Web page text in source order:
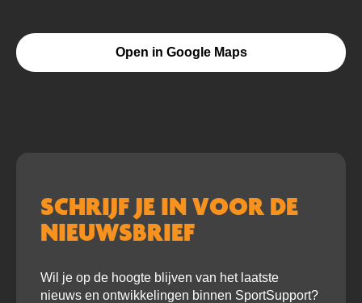
Open in Google Maps
SCHRIJF JE IN VOOR DE
NIEUWSBRIEF
Wil je op de hoogte blijven van het laatste
nieuws en ontwikkelingen binnen SportSupport?